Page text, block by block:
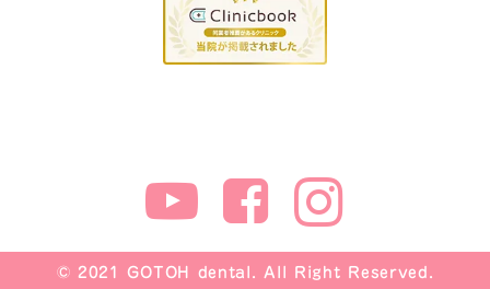
© 2021 GOTOH dental. All Right Reserved.